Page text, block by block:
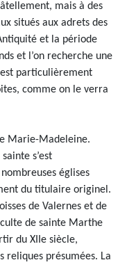
mais à des
situés aux adrets des
et la période
et l’on recherche une
particulièrement
comme on le verra
Marie-Madeleine.
s’est
églises
du titulaire originel.
de Valernes et de
de sainte Marthe
du XIIe siècle,
reliques présumées. La